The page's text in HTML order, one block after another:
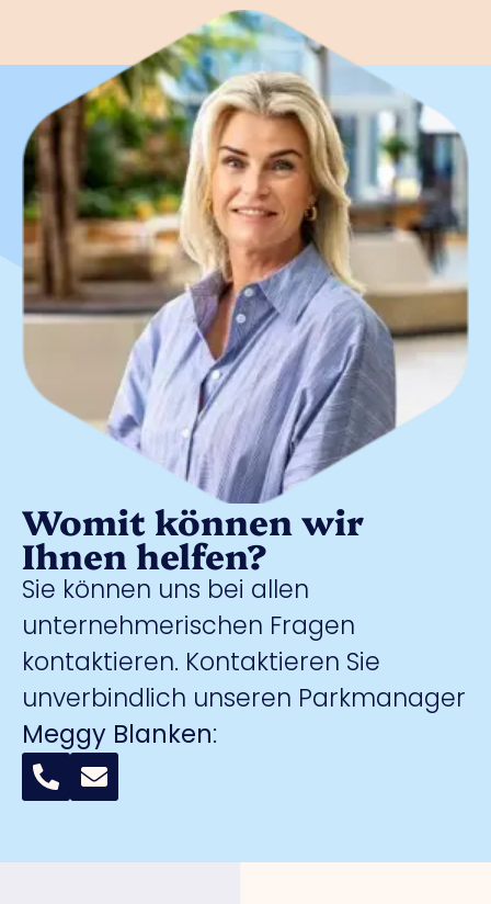
Womit können wir
Ihnen helfen?
Sie können uns bei allen
unternehmerischen Fragen
kontaktieren. Kontaktieren Sie
unverbindlich unseren Parkmanager
Meggy Blanken: